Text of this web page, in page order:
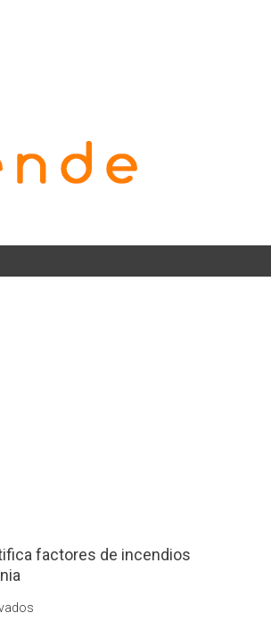
factores de incendios
en